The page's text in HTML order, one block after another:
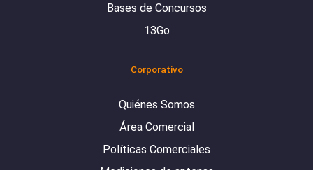
Bases de Concursos
13Go
Corporativo
Quiénes Somos
Área Comercial
Políticas Comerciales